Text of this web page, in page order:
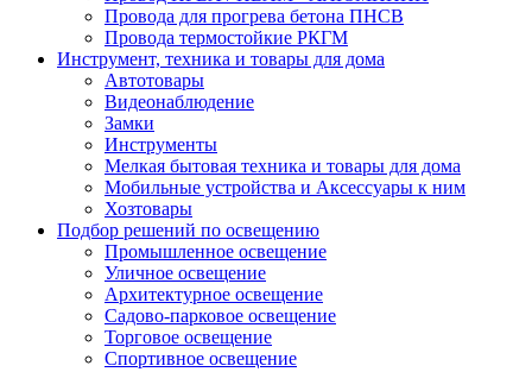
Провода для прогрева бетона ПНСВ
Провода термостойкие РКГМ
Инструмент, техника и товары для дома
Автотовары
Видеонаблюдение
Замки
Инструменты
Мелкая бытовая техника и товары для дома
Мобильные устройства и Аксессуары к ним
Хозтовары
Подбор решений по освещению
Промышленное освещение
Уличное освещение
Архитектурное освещение
Садово-парковое освещение
Торговое освещение
Спортивное освещение